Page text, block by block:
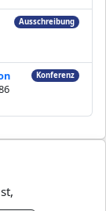
Ausschreibung
Konferenz